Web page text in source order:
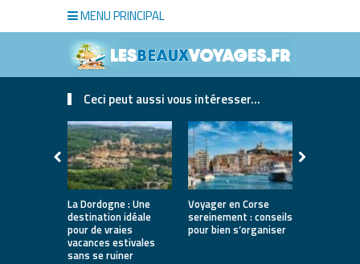
MENU PRINCIPAL
Ceci peut aussi vous intéresser...
La Dordogne : Une
destination idéale
pour de vraies
vacances estivales
sans se ruiner
Voyager en Corse
sereinement : conseils
pour bien s’organiser